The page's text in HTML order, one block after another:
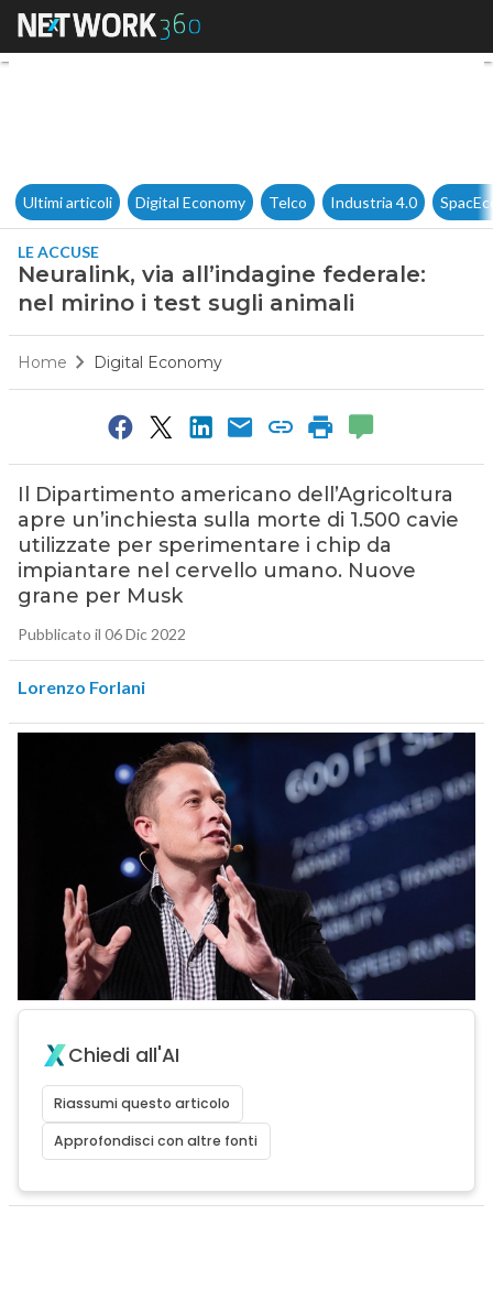
Neuralink, via all’indagine
Ultimi articoli Digital Economy Telco Industria 4.0
LE ACCUSE
Neuralink, via all’indagine federale:
nel mirino i test sugli animali
Home Digital Economy
Il Dipartimento americano dell’Agricoltura
apre un’inchiesta sulla morte di 1.500 cavie
utilizzate per sperimentare i chip da
impiantare nel cervello umano. Nuove
grane per Musk
Pubblicato il 06 Dic 2022
Lorenzo Forlani
Chiedi all'AI
Riassumi questo articolo
Approfondisci con altre fonti